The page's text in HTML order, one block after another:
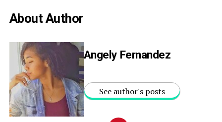
About Author
Angely Fernandez
See author's posts